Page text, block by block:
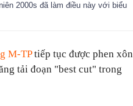
2000s đã làm điều này với biểu
M-TPtiếp tục được phen xôn
tải đoạn "best cut" trong